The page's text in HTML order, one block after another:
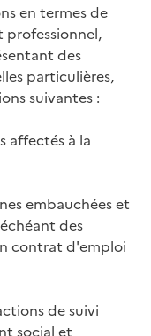
en termes de
professionnel,
des
particulières,
suivantes :
affectés à la
embauchées et
des
contrat d'emploi
de suivi
social et